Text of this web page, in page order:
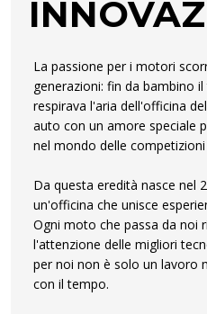
La passione per i motori
generazioni: fin da bambino
respirava l'aria dell'officina
auto con un amore speciale
nel mondo delle
Da questa eredità nasce nel
un'officina che unisce
Ogni moto che passa da noi
l'attenzione delle migliori
per noi non è solo un lavoro
con il tempo.